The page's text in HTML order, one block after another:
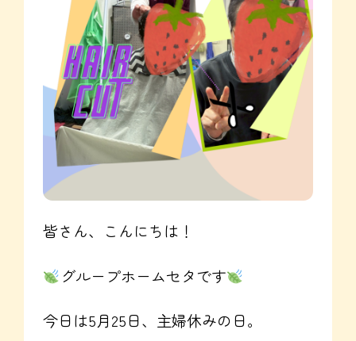
皆さん、こんにちは！
グループホームセタです
今日は5月25日、主婦休みの日。